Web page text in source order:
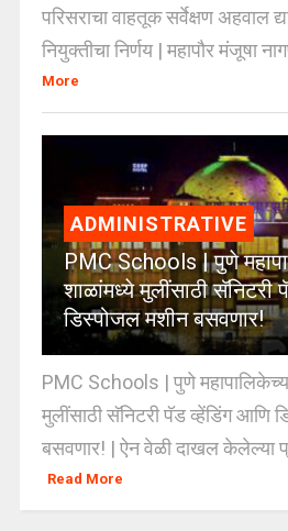
परिसराचा वाहतूक सर्वेक्षण अहवाल
नियुक्तीचा निर्णय | महापौर मंजूषा
More
ADMINISTRATIVE
PMC Schools | पुणे
शाळांमध्ये मुलींसाठी सॅनिटरी
डिस्पोजल मशीन बसवणार!
PMC Schools | पुणे
मुलींसाठी सॅनिटरी पॅड व्हेंडिंग आणि
बसवणार! | ऐन वेळी दाखल केलेल्या
Read More